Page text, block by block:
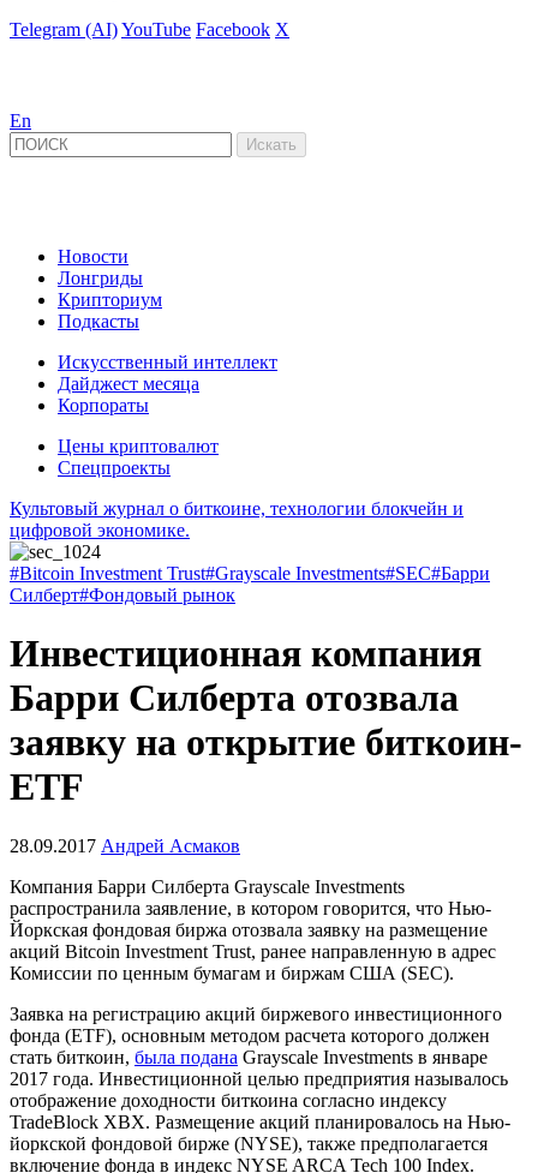
Telegram (AI)YouTube Facebook X
En
Новости
Лонгриды
Крипториум
Подкасты
Искусственный интеллект
Дайджест месяца
Корпораты
Цены криптовалют
Спецпроекты
Культовый журнал о биткоине, технологии блокчейн и
цифровой экономике.
#Bitcoin Investment Trust#Grayscale Investments#SEC#Барри
Силберт#Фондовый рынок
Инвестиционная компания
Барри Силберта отозвала
заявку на открытие биткоин-
ETF
28.09.2017 Андрей Асмаков
Компания Барри Силберта Grayscale Investments
распространила заявление, в котором говорится, что Нью-
Йоркская фондовая биржа отозвала заявку на размещение
акций Bitcoin Investment Trust, ранее направленную в адрес
Комиссии по ценным бумагам и биржам США (SEC).
Заявка на регистрацию акций биржевого инвестиционного
фонда (ETF), основным методом расчета которого должен
стать биткоин, была подана Grayscale Investments в январе
2017 года. Инвестиционной целью предприятия называлось
отображение доходности биткоина согласно индексу
TradeBlock XBX. Размещение акций планировалось на Нью-
йоркской фондовой бирже (NYSE), также предполагается
включение фонда в индекс NYSE ARCA Tech 100 Index.